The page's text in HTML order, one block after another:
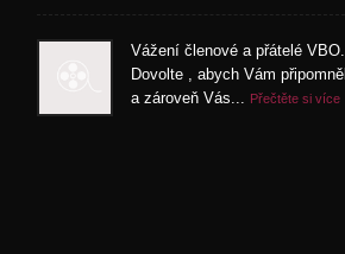
Vážení členové a přátelé VBO.
Dovolte , abych Vám připomněl
a zároveň Vás... Přečtěte si více